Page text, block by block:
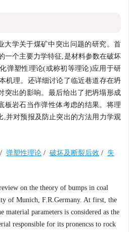
大学关于煤矿中突出问题的研究。首
一个主要力学特征,是材料参数在破坏
弹塑性理论(或称初等理论)应用于研
机理。还详细讨论了临近巷道存在坍
突出的影响。最后给出了把坍塌形成
板岩石当作弹性体考虑的结果。将理
,并对预报及防止突出的方法用力学观
/ 弹塑性理论 / 破坏及断裂后效 / 失
on the theory of bumps in coal
of Munich, F.R.Germany. At first, the
material parameters is considered as the
responsible for its pronencss to rock